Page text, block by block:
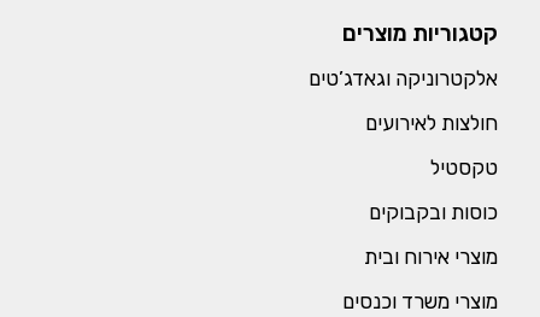
קטגוריות מוצרים
אלקטרוניקה וגאדג’טים
חולצות לאירועים
טקסטיל
כוסות ובקבוקים
מוצרי אירוח ובית
מוצרי משרד וכנסים